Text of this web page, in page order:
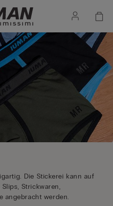
Die Stickerei kann auf
Strickwaren,
angebracht werden.